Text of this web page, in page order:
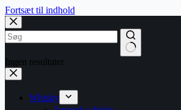
Fortsæt til indhold
Ingen resultater
Whisky